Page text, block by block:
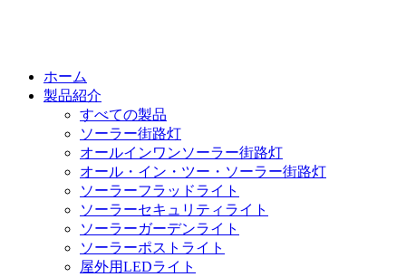
ホーム
製品紹介
すべての製品
ソーラー街路灯
オールインワンソーラー街路灯
オール・イン・ツー・ソーラー街路灯
ソーラーフラッドライト
ソーラーセキュリティライト
ソーラーガーデンライト
ソーラーポストライト
屋外用LEDライト